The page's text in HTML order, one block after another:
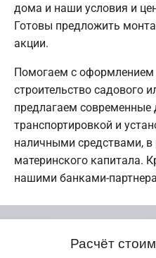
дома и наши условия и
Готовы предложить
акции.
Помогаем с оформлением
строительство садового
предлагаем современные
транспортировкой и
наличными средствами, в
материнского капитала.
нашими банками-
Расчёт